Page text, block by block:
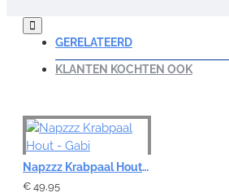
Opmerking:
Note:HTML-code wordt niet vertaald!
Waardering:
Slecht
GERELATEERD
KLANTEN KOCHTEN OOK
Napzzz Krabpaal Hout - Gabi
€ 49,95